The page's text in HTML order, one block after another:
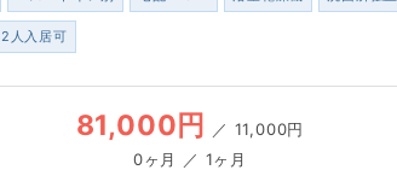
2人入居可
81,000円 ／ 11,000円
0ヶ月 ／ 1ヶ月